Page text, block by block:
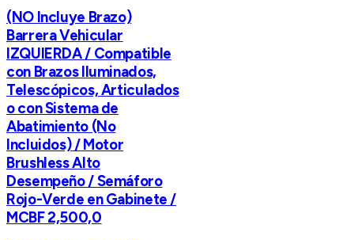
(NO Incluye Brazo)
Barrera Vehicular
IZQUIERDA / Compatible
con Brazos Iluminados,
Telescópicos, Articulados
o con Sistema de
Abatimiento (No
Incluidos) / Motor
Brushless Alto
Desempeño / Semáforo
Rojo-Verde en Gabinete /
MCBF 2,500,0